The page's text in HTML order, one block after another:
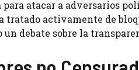
atacar a adversarios
tratado activamente de
un debate sobre la